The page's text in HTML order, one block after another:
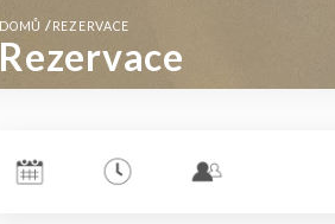
DOMŮ / REZERVACE
Rezervace